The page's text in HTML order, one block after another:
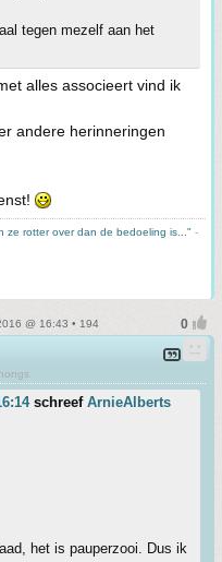
tegen mezelf aan het
alles associeert vind ik
andere herinneringen
ze rotter over dan de bedoeling is..." -
@ 16:43 • 194
schreef ArnieAlberts
het is pauperzooi. Dus ik